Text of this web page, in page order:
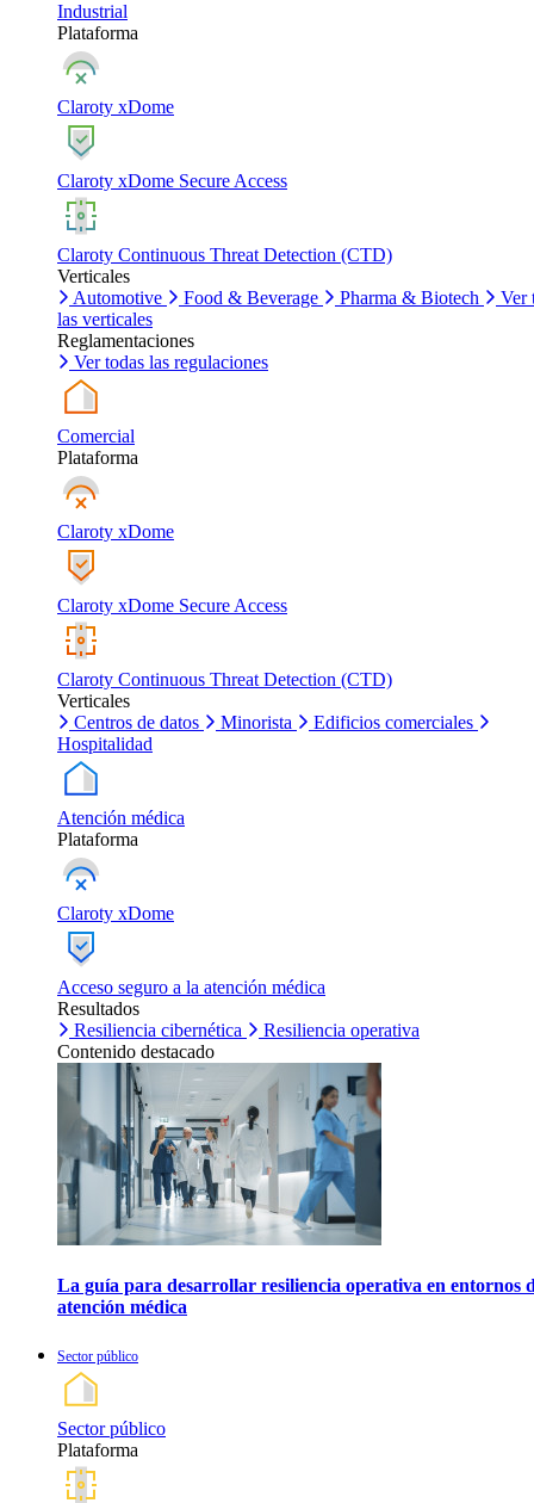
Industrial
Plataforma
Claroty xDome
Claroty xDome Secure Access
Claroty Continuous Threat Detection (CTD)
Verticales
Automotive
Food & Beverage Pharma & Biotech
Ver
las verticales
Reglamentaciones
Ver todas las regulaciones
Comercial
Plataforma
Claroty xDome
Claroty xDome Secure Access
Claroty Continuous Threat Detection (CTD)
Verticales
Centros de datos
Minorista
Edificios comerciales
Hospitalidad
Atención médica
Plataforma
Claroty xDome
Acceso seguro a la atención médica
Resultados
Resiliencia cibernética
Resiliencia operativa
Contenido destacado
La guía para desarrollar resiliencia operativa en entornos
atención médica
Sector público
Sector público
Plataforma